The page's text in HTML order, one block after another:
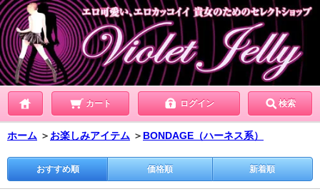
カート ログイン 検索
ホーム ＞ お楽しみアイテム ＞ BONDAGE（ハーネス系）
おすすめ順 価格順 新着順